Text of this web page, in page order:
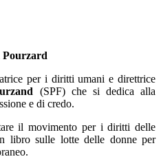
Pourzard
per i diritti umani e direttrice
(SPF) che si dedica alla
e di credo.
il movimento per i diritti delle
libro sulle lotte delle donne per